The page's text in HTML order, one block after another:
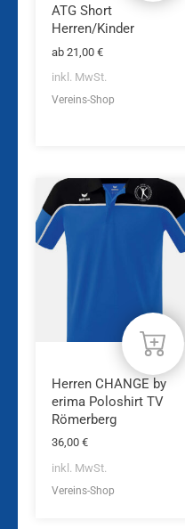
Produktseite
gewählt
werden
ATG Short
Herren/Kinder
ab 21,00 €
inkl. MwSt.
Vereins-Shop
Dieses
Produkt
weist
mehrere
Varianten
auf
Produktseite
gewählt
werden
Herren CHANGE by
erima Poloshirt TV
Römerberg
36,00 €
inkl. MwSt.
Vereins-Shop